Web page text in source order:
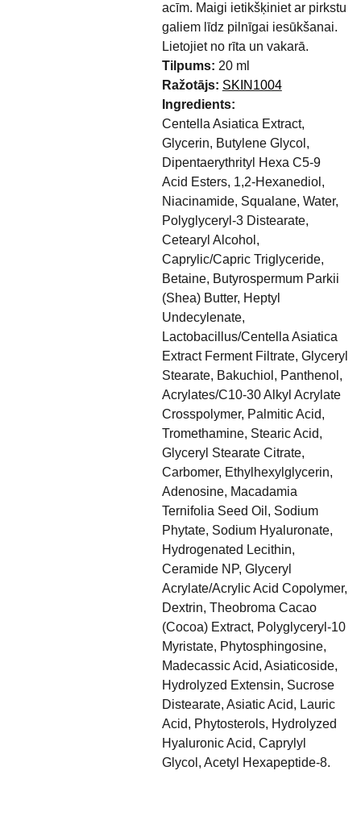
acīm. Maigi ietikšķiniet ar pirkstu
galiem līdz pilnīgai iesūkšanai.
Lietojiet no rīta un vakarā.
Tilpums: 20 ml
Ražotājs: SKIN1004
Ingredients:
Centella Asiatica Extract,
Glycerin, Butylene Glycol,
Dipentaerythrityl Hexa C5-9
Acid Esters, 1,2-Hexanediol,
Niacinamide, Squalane, Water,
Polyglyceryl-3 Distearate,
Cetearyl Alcohol,
Caprylic/Capric Triglyceride,
Betaine, Butyrospermum Parkii
(Shea) Butter, Heptyl
Undecylenate,
Lactobacillus/Centella Asiatica
Extract Ferment Filtrate, Glyceryl
Stearate, Bakuchiol, Panthenol,
Acrylates/C10-30 Alkyl Acrylate
Crosspolymer, Palmitic Acid,
Tromethamine, Stearic Acid,
Glyceryl Stearate Citrate,
Carbomer, Ethylhexylglycerin,
Adenosine, Macadamia
Ternifolia Seed Oil, Sodium
Phytate, Sodium Hyaluronate,
Hydrogenated Lecithin,
Ceramide NP, Glyceryl
Acrylate/Acrylic Acid Copolymer,
Dextrin, Theobroma Cacao
(Cocoa) Extract, Polyglyceryl-10
Myristate, Phytosphingosine,
Madecassic Acid, Asiaticoside,
Hydrolyzed Extensin, Sucrose
Distearate, Asiatic Acid, Lauric
Acid, Phytosterols, Hydrolyzed
Hyaluronic Acid, Caprylyl
Glycol, Acetyl Hexapeptide-8.